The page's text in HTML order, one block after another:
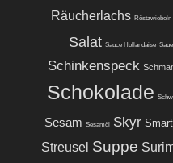
Räucherlachs Röstzwiebeln
Salat Sauce Hollandaise
Schinkenspeck
Schokolade
Sesam Sesamöl Skyr
Streusel Suppe